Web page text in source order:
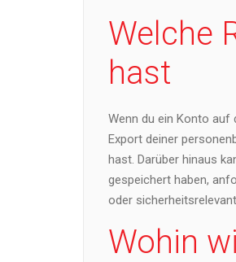
Welche
hast
Wenn du ein Konto auf
Export deiner
hast. Darüber hinaus
gespeichert haben,
oder
Wohin